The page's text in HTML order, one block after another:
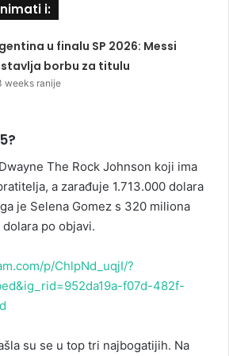
i:
u finalu SP 2026: Messi
borbu za titulu
weeks ranije
The Rock Johnson koji ima
a zarađuje 1.713.000 dolara
je Selena Gomez s 320 miliona
po objavi.
p/ChlpNd_uqjI/?
f07d-482f-
su se u top tri najbogatijih. Na